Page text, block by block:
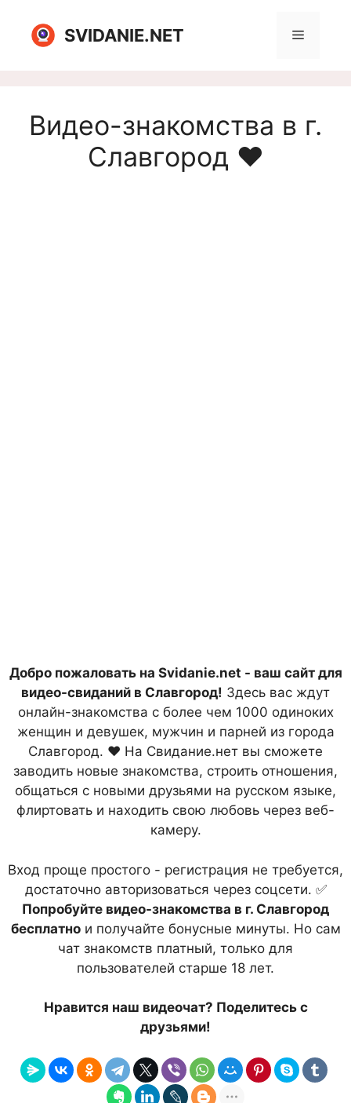
содержимому
SVIDANIE.NET Меню
Видео-знакомства в г.
Славгород ❤️
Добро пожаловать на Svidanie.net - ваш сайт для
видео-свиданий в Славгород! Здесь вас ждут
онлайн-знакомства с более чем 1000 одиноких
женщин и девушек, мужчин и парней из города
Славгород. ❤ На Свидание.нет вы сможете
заводить новые знакомства, строить отношения,
общаться с новыми друзьями на русском языке,
флиртовать и находить свою любовь через веб-
камеру.
Вход проще простого - регистрация не требуется,
достаточно авторизоваться через соцсети. ✅
Попробуйте видео-знакомства в г. Славгород
бесплатнои получайте бонусные минуты. Но сам
чат знакомств платный, только для
пользователей старше 18 лет.
Нравится наш видеочат? Поделитесь с
друзьями!